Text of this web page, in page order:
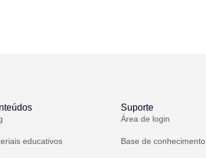
educativos
Suporte
Área de login
Base de conhecimento